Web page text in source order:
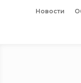
Новости